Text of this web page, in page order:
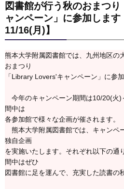
図書館が行う秋のおまつ
ャンペーン」に参加します
11/16(月)】
熊本大学附属図書館では、九州地区の
おまつり
「Library Lovers'キャンペーン」に参
今年のキャンペーン期間は10/20(火)
間中は
各参加館で様々な企画が催されます。
熊本大学附属図書館では、キャンペ
独自企画
を実施いたします。それぞれ以下の通
間中はぜひ
図書館に足を運んで、充実した読書の